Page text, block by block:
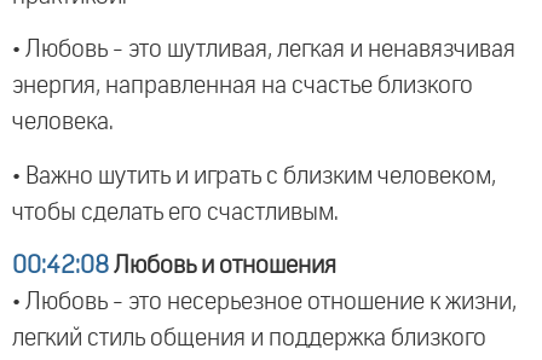
• Любовь - это шутливая, легкая и ненавязчивая
энергия, направленная на счастье близкого
человека.
• Важно шутить и играть с близким человеком,
чтобы сделать его счастливым.
00:42:08 Любовь и отношения
• Любовь - это несерьезное отношение к жизни,
легкий стиль общения и поддержка близкого